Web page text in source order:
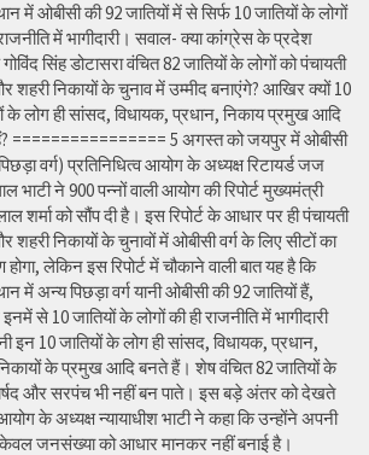
में ओबीसी की 92 जातियों में से सिर्फ 10 जातियों के लोगों
में भागीदारी। सवाल- क्या कांग्रेस के प्रदेश
सिंह डोटासरा वंचित 82 जातियों के लोगों को पंचायती
शहरी निकायों के चुनाव में उम्मीद बनाएंगे? आखिर क्यों 10
के लोग ही सांसद, विधायक, प्रधान, निकाय प्रमुख आदि
================ 5 अगस्त को जयपुर में ओबीसी
वर्ग) प्रतिनिधित्व आयोग के अध्यक्ष रिटायर्ड जज
भाटी ने 900 पन्नों वाली आयोग की रिपोर्ट मुख्यमंत्री
शर्मा को सौंप दी है। इस रिपोर्ट के आधार पर ही पंचायती
शहरी निकायों के चुनावों में ओबीसी वर्ग के लिए सीटों का
लेकिन इस रिपोर्ट में चौकाने वाली बात यह है कि
में अन्य पिछड़ा वर्ग यानी ओबीसी की 92 जातियों हैं,
से 10 जातियों के लोगों की ही राजनीति में भागीदारी
इन 10 जातियों के लोग ही सांसद, विधायक, प्रधान,
के प्रमुख आदि बनते हैं। शेष वंचित 82 जातियों के
और सरपंच भी नहीं बन पाते। इस बड़े अंतर को देखते
के अध्यक्ष न्यायाधीश भाटी ने कहा कि उन्होंने अपनी
केवल जनसंख्या को आधार मानकर नहीं बनाई है।